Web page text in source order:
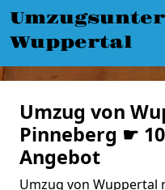
Wuppertal
Umzug von
Pinneberg ☛
Angebot
Umzug von Wuppertal